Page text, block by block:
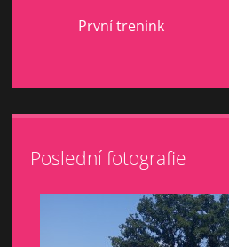
První trenink
Poslední fotografie